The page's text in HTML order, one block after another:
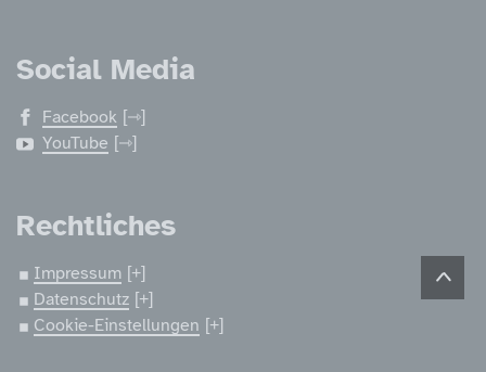
Social Media
Facebook
YouTube
Rechtliches
Impressum
Datenschutz
Cookie-Einstellungen